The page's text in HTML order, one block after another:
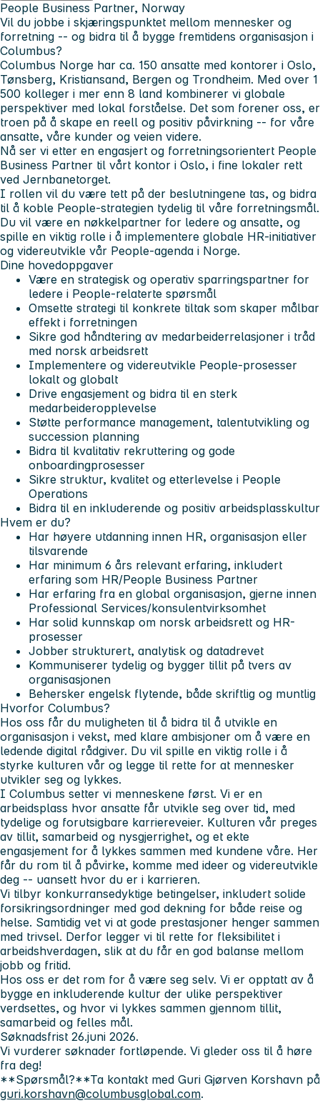
People Business Partner, Norway
Vil du jobbe i skjæringspunktet mellom mennesker og
forretning -- og bidra til å bygge fremtidens organisasjon i
Columbus?
Columbus Norge har ca. 150 ansatte med kontorer i Oslo,
Tønsberg, Kristiansand, Bergen og Trondheim. Med over 1
500 kolleger i mer enn 8 land kombinerer vi globale
perspektiver med lokal forståelse. Det som forener oss, er
troen på å skape en reell og positiv påvirkning -- for våre
ansatte, våre kunder og veien videre.
Nå ser vi etter en engasjert og forretningsorientert People
Business Partner til vårt kontor i Oslo, i fine lokaler rett
ved Jernbanetorget.
I rollen vil du være tett på der beslutningene tas, og bidra
til å koble People-strategien tydelig til våre forretningsmål.
Du vil være en nøkkelpartner for ledere og ansatte, og
spille en viktig rolle i å implementere globale HR-initiativer
og videreutvikle vår People-agenda i Norge.
Dine hovedoppgaver
Være en strategisk og operativ sparringspartner for
ledere i People-relaterte spørsmål
Omsette strategi til konkrete tiltak som skaper målbar
effekt i forretningen
Sikre god håndtering av medarbeiderrelasjoner i tråd
med norsk arbeidsrett
Implementere og videreutvikle People-prosesser
lokalt og globalt
Drive engasjement og bidra til en sterk
medarbeideropplevelse
Støtte performance management, talentutvikling og
succession planning
Bidra til kvalitativ rekruttering og gode
onboardingprosesser
Sikre struktur, kvalitet og etterlevelse i People
Operations
Bidra til en inkluderende og positiv arbeidsplasskultur
Hvem er du?
Har høyere utdanning innen HR, organisasjon eller
tilsvarende
Har minimum 6 års relevant erfaring, inkludert
erfaring som HR/People Business Partner
Har erfaring fra en global organisasjon, gjerne innen
Professional Services/konsulentvirksomhet
Har solid kunnskap om norsk arbeidsrett og HR-
prosesser
Jobber strukturert, analytisk og datadrevet
Kommuniserer tydelig og bygger tillit på tvers av
organisasjonen
Behersker engelsk flytende, både skriftlig og muntlig
Hvorfor Columbus?
Hos oss får du muligheten til å bidra til å utvikle en
organisasjon i vekst, med klare ambisjoner om å være en
ledende digital rådgiver. Du vil spille en viktig rolle i å
styrke kulturen vår og legge til rette for at mennesker
utvikler seg og lykkes.
I Columbus setter vi menneskene først. Vi er en
arbeidsplass hvor ansatte får utvikle seg over tid, med
tydelige og forutsigbare karriereveier. Kulturen vår preges
av tillit, samarbeid og nysgjerrighet, og et ekte
engasjement for å lykkes sammen med kundene våre. Her
får du rom til å påvirke, komme med ideer og videreutvikle
deg -- uansett hvor du er i karrieren.
Vi tilbyr konkurransedyktige betingelser, inkludert solide
forsikringsordninger med god dekning for både reise og
helse. Samtidig vet vi at gode prestasjoner henger sammen
med trivsel. Derfor legger vi til rette for fleksibilitet i
arbeidshverdagen, slik at du får en god balanse mellom
jobb og fritid.
Hos oss er det rom for å være seg selv. Vi er opptatt av å
bygge en inkluderende kultur der ulike perspektiver
verdsettes, og hvor vi lykkes sammen gjennom tillit,
samarbeid og felles mål.
Søknadsfrist 26.juni 2026.
Vi vurderer søknader fortløpende. Vi gleder oss til å høre
fra deg!
**Spørsmål?**Ta kontakt med Guri Gjørven Korshavn på
guri.korshavn@columbusglobal.com.